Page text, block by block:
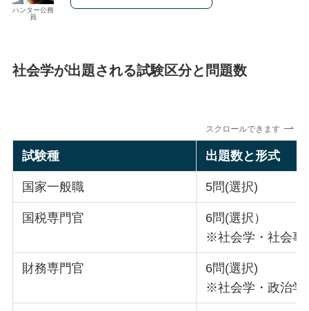
ハンター公務
員
社会学が出題される試験区分と問題数
スクロールできます
試験種 出題数と形式
国家一般職 5問(選択)
国税専門官
6問(選択）
※社会学・社会事
財務専門官
6問(選択)
※社会学・政治学